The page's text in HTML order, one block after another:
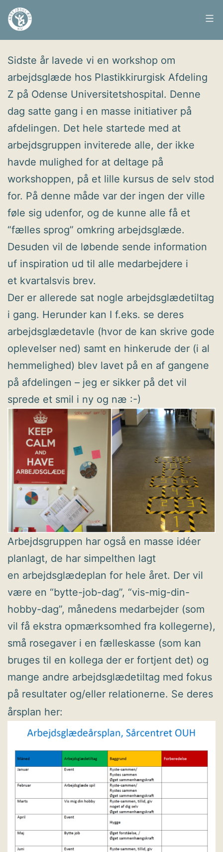
Fortsæt
Arbejdsglæde
Udgivet
Sidste år lavede vi en workshop om
arbejdsglæde hos Plastikkirurgisk Afdeling
Z på Odense Universitetshospital. Denne
dag satte gang i en masse initiativer på
afdelingen. Det hele startede med at
arbejdsgruppen inviterede alle, der ikke
havde mulighed for at deltage på
workshoppen, på et lille kursus de selv stod
for. På denne måde var der ingen der ville
føle sig udenfor, og de kunne alle få et
“fælles sprog” omkring arbejdsglæde.
Desuden vil de løbende sende information
uf inspiration ud til alle medarbejdere i
et kvartalsvis brev.
Der er allerede sat nogle arbejdsglædetiltag
i gang. Herunder kan I f.eks. se deres
arbejdsglædetavle (hvor de kan skrive gode
oplevelser ned) samt en hinkerude der (i al
hemmelighed) blev lavet på en af gangene
på afdelingen – jeg er sikker på det vil
sprede et smil i ny og næ :-)
Arbejdsgruppen har også en masse idéer
planlagt, de har simpelthen lagt
en arbejdsglædeplan for hele året. Der vil
være en “bytte-job-dag”, “vis-mig-din-
hobby-dag”, månedens medarbejder (som
vil få ekstra opmærksomhed fra kollegerne),
små rosegaver i en fælleskasse (som kan
bruges til en kollega der er fortjent det) og
mange andre arbejdsglædetiltag med fokus
på resultater og/eller relationerne. Se deres
årsplan her: